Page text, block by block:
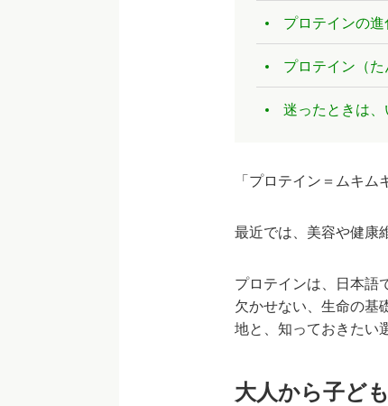
プロテインの
プロテイン（
迷ったときは
「プロテイン＝ムキ
最近では、美容や健康
プロテインは、日本語
欠かせない、生命の基
地と、知っておきたい
大人から子ど